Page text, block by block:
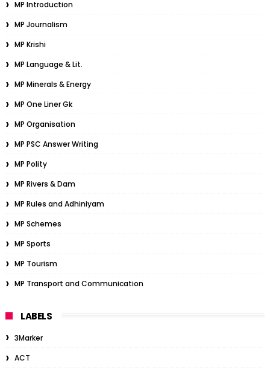
MP Introduction
MP Journalism
MP Krishi
MP Language & Lit.
MP Minerals & Energy
MP One Liner Gk
MP Organisation
MP PSC Answer Writing
MP Polity
MP Rivers & Dam
MP Rules and Adhiniyam
MP Schemes
MP Sports
MP Tourism
MP Transport and Communication
LABELS
3Marker
ACT